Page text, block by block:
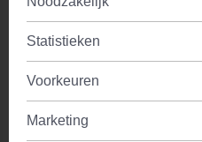
Statistieken
Voorkeuren
Marketing